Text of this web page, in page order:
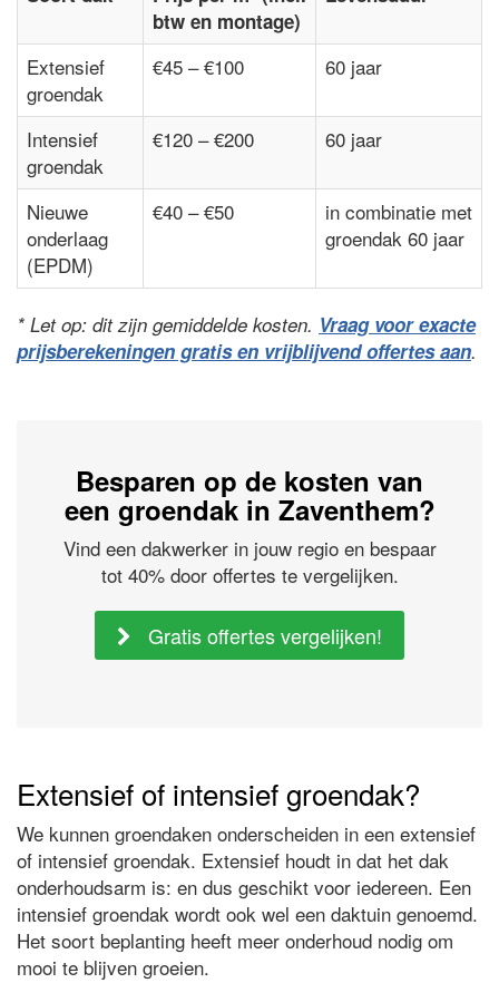
btw en montage)
Extensief
groendak
€45 – €100 60 jaar
Intensief
groendak
€120 – €200 60 jaar
Nieuwe
onderlaag
(EPDM)
€40 – €50
in combinatie met
groendak 60 jaar
* Let op: dit zijn gemiddelde kosten. Vraag voor exacte
prijsberekeningen gratis en vrijblijvend offertes aan.
Besparen op de kosten van
een groendak in Zaventhem?
Vind een dakwerker in jouw regio en bespaar
tot 40% door offertes te vergelijken.
Gratis offertes vergelijken!
Extensief of intensief groendak?
We kunnen groendaken onderscheiden in een extensief
of intensief groendak. Extensief houdt in dat het dak
onderhoudsarm is: en dus geschikt voor iedereen. Een
intensief groendak wordt ook wel een daktuin genoemd.
Het soort beplanting heeft meer onderhoud nodig om
mooi te blijven groeien.